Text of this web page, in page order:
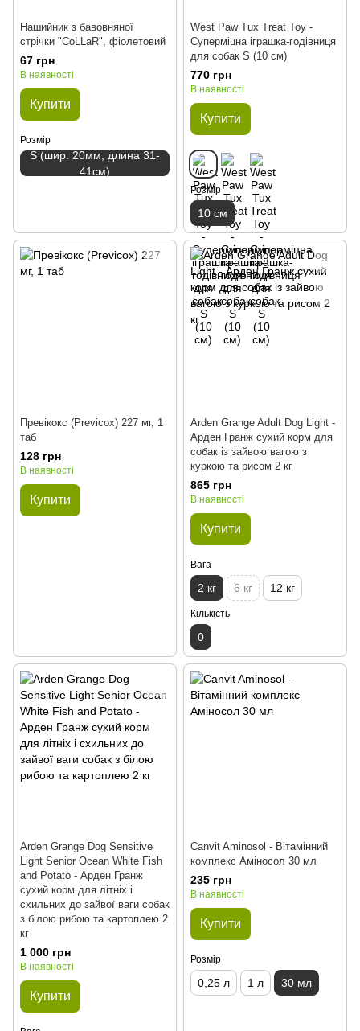
Нашийник з бавовняної
стрічки "CoLLaR", фіолетовий
67 грн
В наявності
Купити
Розмір
S (шир. 20мм, длина 31-
41см)
West Paw Tux Treat Toy -
Суперміцна іграшка-годівниця
для собак S (10 см)
770 грн
В наявності
Купити
Розмір
10 см
Превікокс (Previcox) 227 мг, 1
таб
128 грн
В наявності
Купити
Arden Grange Adult Dog Light -
Арден Гранж сухий корм для
собак із зайвою вагою з
куркою та рисом 2 кг
865 грн
В наявності
Купити
Вага
2 кг 6 кг 12 кг
Кількість
0
Arden Grange Dog Sensitive
Light Senior Ocean White Fish
and Potato - Арден Гранж
сухий корм для літніх і
схильних до зайвої ваги собак
з білою рибою та картоплею 2
кг
1 000 грн
В наявності
Купити
Canvit Aminosol - Вітамінний
комплекс Аміносол 30 мл
235 грн
В наявності
Купити
Розмір
0,25 л 1 л 30 мл